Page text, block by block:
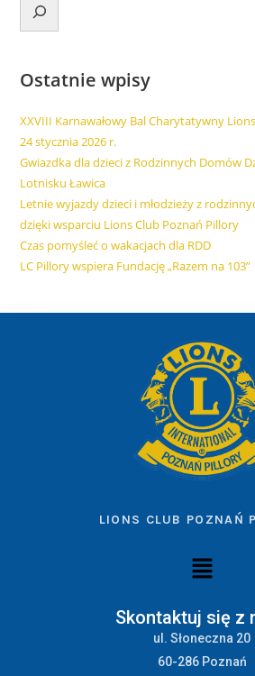
Ostatnie wpisy
XXVIII Karnawałowy Bal Charytatywny
24 stycznia 2026 r.
Gwiazdka dla dzieci z Rodzinnych Domów
Lotnisku Ławica
Letnie wyjazdy dzieci i młodzieży z
dzięki wsparciu Lions Club Poznań Pillory
Czas pomyśleć o wakacjach dla RDD
LC Pillory wspiera Fundację „Razem na 103”
LIONS CLUB POZNAŃ
Skontaktuj się z
ul. Słoneczna 20
60-286 Poznań